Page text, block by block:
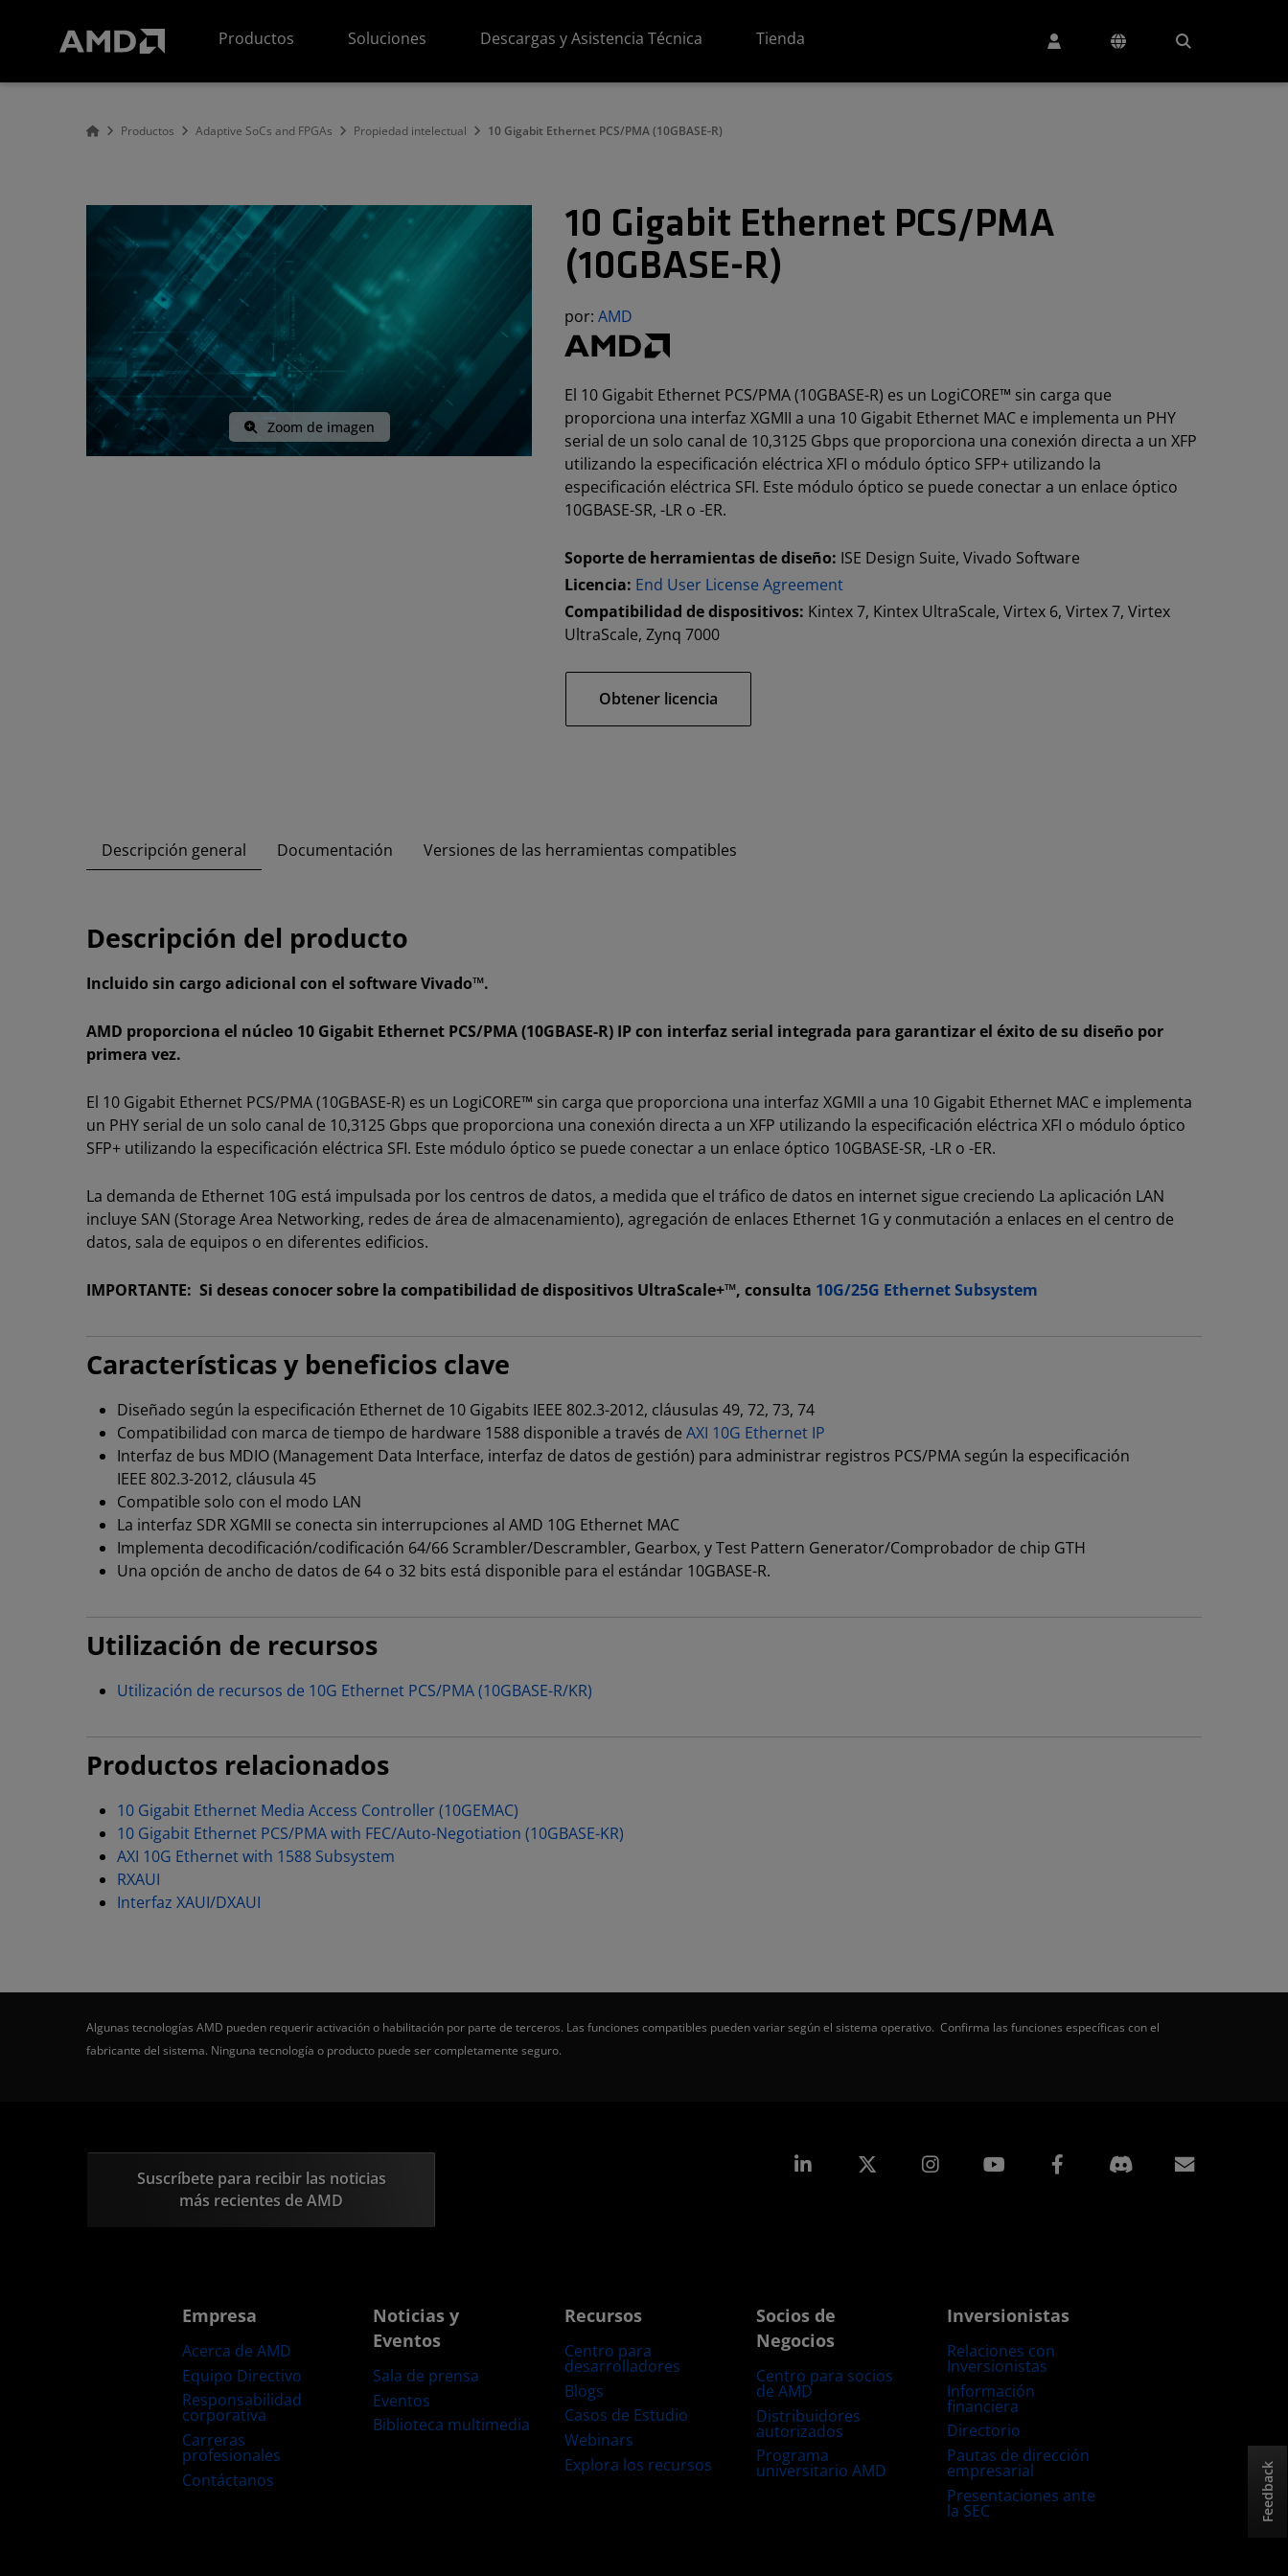
Productos
Soluciones Descargas y Asistencia Técnica Tienda
Productos Adaptive SoCs and FPGAs Propiedad intelectual 10 Gigabit Ethernet PCS/PMA (10GBASE-R)
Zoom de imagen
10 Gigabit Ethernet PCS/PMA
(10GBASE-R)
por:AMD
El 10 Gigabit Ethernet PCS/PMA (10GBASE-R) es un LogiCORE™ sin carga que
proporciona una interfaz XGMII a una 10 Gigabit Ethernet MAC e implementa un PHY
serial de un solo canal de 10,3125 Gbps que proporciona una conexión directa a un XFP
utilizando la especificación eléctrica XFI o módulo óptico SFP+ utilizando la
especificación eléctrica SFI. Este módulo óptico se puede conectar a un enlace óptico
10GBASE-SR, -LR o -ER.
Soporte de herramientas de diseño: ISE Design Suite, Vivado Software
Licencia: End User License Agreement
Compatibilidad de dispositivos: Kintex 7, Kintex UltraScale, Virtex 6, Virtex 7, Virtex
UltraScale, Zynq 7000
Obtener licencia
Descripción general Documentación Versiones de las herramientas compatibles
Descripción del producto
Incluido sin cargo adicional con el software Vivado™.
AMD proporciona el núcleo 10 Gigabit Ethernet PCS/PMA (10GBASE-R) IP con interfaz serial integrada para garantizar el éxito de su diseño por
primera vez.
El 10 Gigabit Ethernet PCS/PMA (10GBASE-R) es un LogiCORE™ sin carga que proporciona una interfaz XGMII a una 10 Gigabit Ethernet MAC e implementa
un PHY serial de un solo canal de 10,3125 Gbps que proporciona una conexión directa a un XFP utilizando la especificación eléctrica XFI o módulo óptico
SFP+ utilizando la especificación eléctrica SFI. Este módulo óptico se puede conectar a un enlace óptico 10GBASE-SR, -LR o -ER.
La demanda de Ethernet 10G está impulsada por los centros de datos, a medida que el tráfico de datos en internet sigue creciendo La aplicación LAN
incluye SAN (Storage Area Networking, redes de área de almacenamiento), agregación de enlaces Ethernet 1G y conmutación a enlaces en el centro de
datos, sala de equipos o en diferentes edificios.
IMPORTANTE: Si deseas conocer sobre la compatibilidad de dispositivos UltraScale+™, consulta 10G/25G Ethernet Subsystem
Características y beneficios clave
Diseñado según la especificación Ethernet de 10 Gigabits IEEE 802.3-2012, cláusulas 49, 72, 73, 74
Compatibilidad con marca de tiempo de hardware 1588 disponible a través de AXI 10G Ethernet IP
Interfaz de bus MDIO (Management Data Interface, interfaz de datos de gestión) para administrar registros PCS/PMA según la especificación
IEEE 802.3-2012, cláusula 45
Compatible solo con el modo LAN
La interfaz SDR XGMII se conecta sin interrupciones al AMD 10G Ethernet MAC
Implementa decodificación/codificación 64/66 Scrambler/Descrambler, Gearbox, y Test Pattern Generator/Comprobador de chip GTH
Una opción de ancho de datos de 64 o 32 bits está disponible para el estándar 10GBASE-R.
Utilización de recursos
Utilización de recursos de 10G Ethernet PCS/PMA (10GBASE-R/KR)
Productos relacionados
10 Gigabit Ethernet Media Access Controller (10GEMAC)
10 Gigabit Ethernet PCS/PMA with FEC/Auto-Negotiation (10GBASE-KR)
AXI 10G Ethernet with 1588 Subsystem
RXAUI
Interfaz XAUI/DXAUI
Algunas tecnologías AMD pueden requerir activación o habilitación por parte de terceros. Las funciones compatibles pueden variar según el sistema operativo. Confirma las funciones específicas con el
fabricante del sistema. Ninguna tecnología o producto puede ser completamente seguro.
Suscríbete para recibir las noticias
más recientes de AMD
LinkedIn Instagram Facebook
Empresa
Acerca de AMD
Equipo Directivo
Responsabilidad
corporativa
Carreras
profesionales
Contáctanos
Noticias y
Eventos
Sala de prensa
Eventos
Biblioteca multimedia
Recursos
Centro para
desarrolladores
Blogs
Casos de Estudio
Webinars
Explora los recursos
Socios de
Negocios
Centro para socios
de AMD
Distribuidores
autorizados
Programa
universitario AMD
Inversionistas
Relaciones con
Inversionistas
Información
financiera
Directorio
Pautas de dirección
empresarial
Presentaciones ante
la SEC Feedback